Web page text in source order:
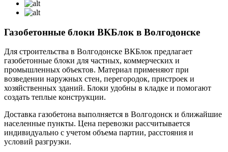
Газобетонные блоки ВКБлок в Волгодонске
Для строительства в Волгодонске ВКБлок предлагает
газобетонные блоки для частных, коммерческих и
промышленных объектов. Материал применяют при
возведении наружных стен, перегородок, пристроек и
хозяйственных зданий. Блоки удобны в кладке и помогают
создать теплые конструкции.
Доставка газобетона выполняется в Волгодонск и ближайшие
населенные пункты. Цена перевозки рассчитывается
индивидуально с учетом объема партии, расстояния и
условий разгрузки.